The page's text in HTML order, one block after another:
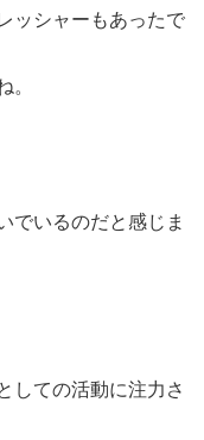
ッシャーもあったで
。
でいるのだと感じま
しての活動に注力さ